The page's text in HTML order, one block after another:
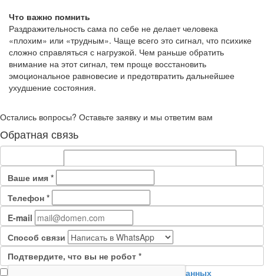
Что важно помнить
Раздражительность сама по себе не делает человека
«плохим» или «трудным». Чаще всего это сигнал, что психике
сложно справляться с нагрузкой. Чем раньше обратить
внимание на этот сигнал, тем проще восстановить
эмоциональное равновесие и предотвратить дальнейшее
ухудшение состояния.
Остались вопросы? Оставьте заявку и мы ответим вам
Обратная связь
Сообщение*
Ваше имя *
Телефон *
E-mail
Способ связи
Подтвердите, что вы не робот *
обработку персональных данных